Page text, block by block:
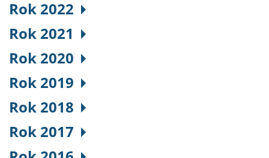
Rok 2022
Rok 2021
Rok 2020
Rok 2019
Rok 2018
Rok 2017